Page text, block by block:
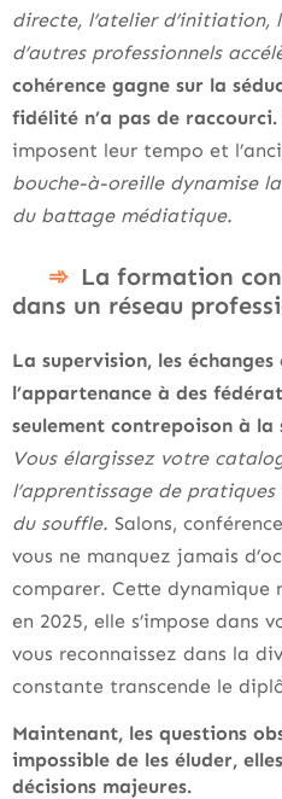
directe, l’atelier d’initiation,
d’autres professionnels
cohérence gagne sur la
fidélité n’a pas de raccourci.
imposent leur tempo et
bouche-à-oreille dynamise
du battage médiatique.
La formation
dans un réseau
La supervision, les
l’appartenance à des
seulement contrepoison à
Vous élargissez votre
l’apprentissage de
du souffle. Salons,
vous ne manquez jamais
comparer. Cette dynamique
en 2025, elle s’impose dans
vous reconnaissez dans la
constante transcende le
Maintenant, les questions
impossible de les éluder,
décisions majeures.